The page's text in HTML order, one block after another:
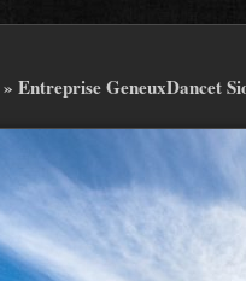
» Entreprise GeneuxDancet